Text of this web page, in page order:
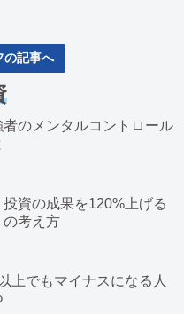
の記事へ
のメンタルコントロール
資の成果を120%上げる
の考え方
上でもマイナスになる人